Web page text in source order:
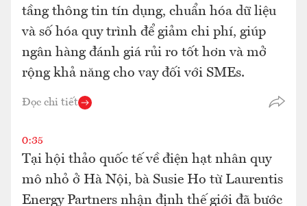
tầng thông tin tín dụng, chuẩn hóa dữ liệu
và số hóa quy trình để giảm chi phí, giúp
ngân hàng đánh giá rủi ro tốt hơn và mở
rộng khả năng cho vay đối với SMEs.
Đọc chi tiết
0:35
Tại hội thảo quốc tế về điện hạt nhân quy
mô nhỏ ở Hà Nội, bà Susie Ho từ Laurentis
Energy Partners nhận định thế giới đã bước